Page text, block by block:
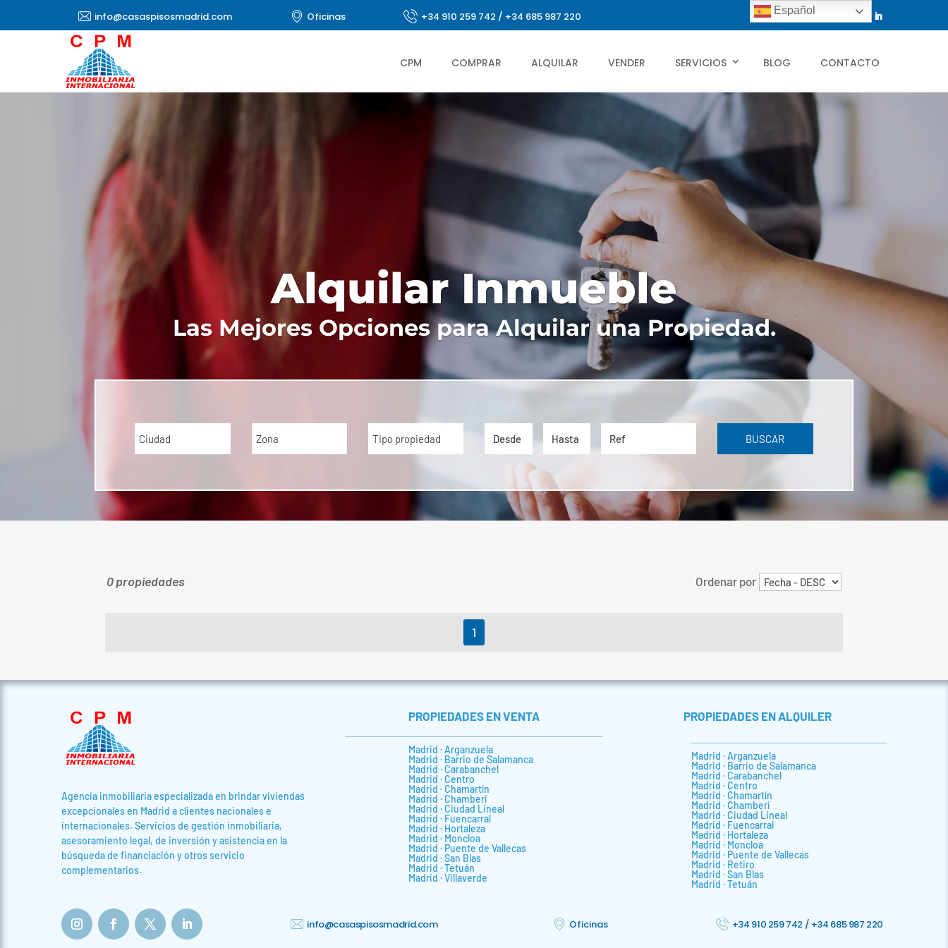
info@casaspisosmadrid.com Oficinas +34 910 259 742 / +34 685 987 220
CPM COMPRAR ALQUILAR VENDER SERVICIOS BLOG CONTACTO
Alquilar Inmueble
Las Mejores Opciones para Alquilar una Propiedad.
Ciudad Zona Tipo propiedad BUSCAR
0 propiedades Ordenar por
1
Agencia inmobiliaria especializada en brindar viviendas
excepcionales en Madrid a clientes nacionales e
internacionales. Servicios de gestión inmobiliaria,
asesoramiento legal, de inversión y asistencia en la
búsqueda de financiación y otros servicio
complementarios.
PROPIEDADES EN VENTA
Madrid · Arganzuela
Madrid · Barrio de Salamanca
Madrid · Carabanchel
Madrid · Centro
Madrid · Chamartín
Madrid · Chamberí
Madrid · Ciudad Lineal
Madrid · Fuencarral
Madrid · Hortaleza
Madrid · Moncloa
Madrid · Puente de Vallecas
Madrid · San Blas
Madrid · Tetuán
Madrid · Villaverde
PROPIEDADES EN ALQUILER
Madrid · Arganzuela
Madrid · Barrio de Salamanca
Madrid · Carabanchel
Madrid · Centro
Madrid · Chamartín
Madrid · Chamberí
Madrid · Ciudad Lineal
Madrid · Fuencarral
Madrid · Hortaleza
Madrid · Moncloa
Madrid · Puente de Vallecas
Madrid · Retiro
Madrid · San Blas
Madrid · Tetuán
info@casaspisosmadrid.com Oficinas +34 910 259 742 / +34 685 987 220
Español